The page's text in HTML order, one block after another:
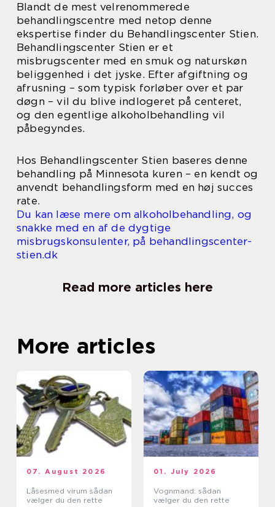
Blandt de mest velrenommerede
behandlingscentre med netop denne
ekspertise finder du Behandlingscenter Stien.
Behandlingscenter Stien er et
misbrugscenter med en smuk og naturskøn
beliggenhed i det jyske. Efter afgiftning og
afrusning – som typisk forløber over et par
døgn – vil du blive indlogeret på centeret,
og den egentlige alkoholbehandling vil
påbegyndes.
Hos Behandlingscenter Stien baseres denne
behandling på Minnesota kuren – en kendt og
anvendt behandlingsform med en høj succes
rate.
Du kan læse mere om alkoholbehandling, og
snakke med en af de dygtige
misbrugskonsulenter, på behandlingscenter-
stien.dk
Read more articles here
More articles
07. August 2026
Låsesmed virum sådan
vælger du den rette
01. July 2026
Vognmand: sådan
vælger du den rette